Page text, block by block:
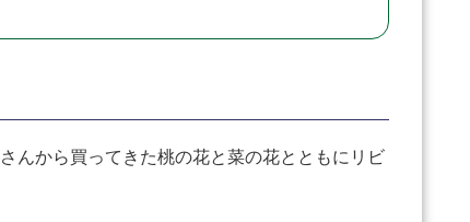
んから買ってきた桃の花と菜の花とともにリビ